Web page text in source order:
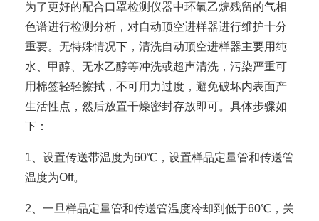
为了更好的配合口罩检测仪器中环氧乙烷残留的气相
色谱进行检测分析，对自动顶空进样器进行维护十分
重要。无特殊情况下，清洗自动顶空进样器主要用纯
水、甲醇、无水乙醇等冲洗或超声清洗，污染严重可
用棉签轻轻擦拭，不可用力过度，避免破坏内表面产
生活性点，然后放置干燥密封存放即可。具体步骤如
下：
1、设置传送带温度为60℃，设置样品定量管和传送管
温度为Off。
2、一旦样品定量管和传送管温度冷却到低于60℃，关